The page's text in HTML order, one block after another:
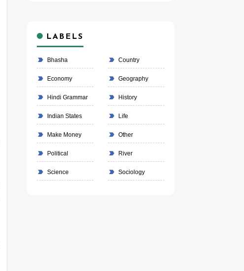
LABELS
Bhasha Country
Economy Geography
Hindi Grammar History
Indian States Life
Make Money Other
Political River
Science Sociology